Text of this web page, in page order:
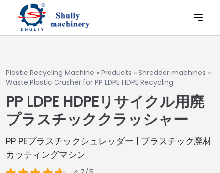
Plastic Recycling Machine » Products » Shredder machines »
Waste Plastic Crusher for PP LDPE HDPE Recycling
PP LDPE HDPEリサイクル用廃
プラスチッククラッシャー
PP PEプラスチックシュレッダー | プラスチック廃材
カッティングマシン